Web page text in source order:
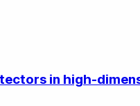
in high-